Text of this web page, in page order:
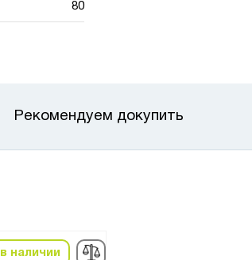
80
Рекомендуем докупить
в наличии